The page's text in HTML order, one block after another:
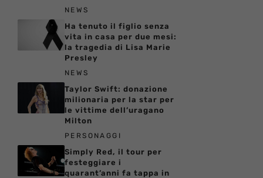
NEWS
Ha tenuto il figlio senza
vita in casa per due mesi:
la tragedia di Lisa Marie
Presley
NEWS
Taylor Swift: donazione
milionaria per la star per
le vittime dell’uragano
Milton
PERSONAGGI
Simply Red, il tour per
festeggiare i
quarant’anni fa tappa in